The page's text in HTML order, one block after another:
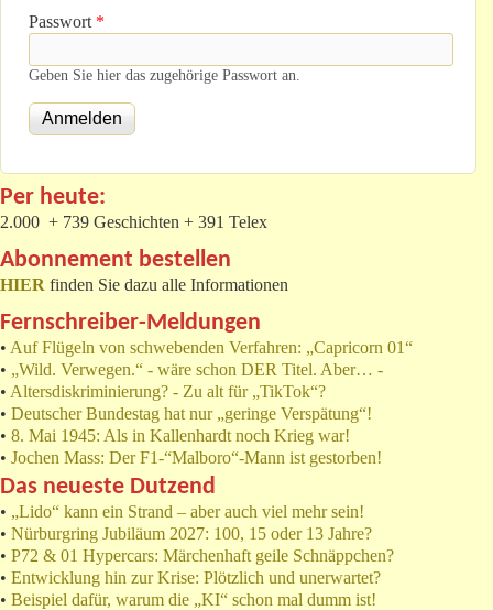
Passwort *
Geben Sie hier das zugehörige Passwort an.
Per heute:
2.000 + 739 Geschichten + 391 Telex
Abonnement bestellen
HIER finden Sie dazu alle Informationen
Fernschreiber-Meldungen
• Auf Flügeln von schwebenden Verfahren: „Capricorn 01“
• „Wild. Verwegen.“ - wäre schon DER Titel. Aber… -
• Altersdiskriminierung? - Zu alt für „TikTok“?
• Deutscher Bundestag hat nur „geringe Verspätung“!
• 8. Mai 1945: Als in Kallenhardt noch Krieg war!
• Jochen Mass: Der F1-“Malboro“-Mann ist gestorben!
Das neueste Dutzend
• „Lido“ kann ein Strand – aber auch viel mehr sein!
• Nürburgring Jubiläum 2027: 100, 15 oder 13 Jahre?
• P72 & 01 Hypercars: Märchenhaft geile Schnäppchen?
• Entwicklung hin zur Krise: Plötzlich und unerwartet?
• Beispiel dafür, warum die „KI“ schon mal dumm ist!